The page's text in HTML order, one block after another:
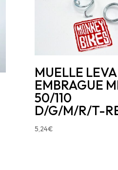
MUELLE LEVA
EMBRAGUE
50/110
D/G/M/R/T-
5,24€